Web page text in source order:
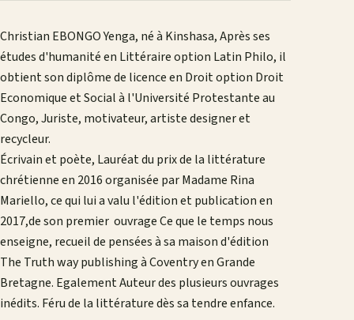
Christian EBONGO Yenga, né à Kinshasa, Après ses
études d'humanité en Littéraire option Latin Philo, il
obtient son diplôme de licence en Droit option Droit
Economique et Social à l'Université Protestante au
Congo, Juriste, motivateur, artiste designer et
recycleur.
Écrivain et poète, Lauréat du prix de la littérature
chrétienne en 2016 organisée par Madame Rina
Mariello, ce qui lui a valu l'édition et publication en
2017,de son premier ouvrage Ce que le temps nous
enseigne, recueil de pensées à sa maison d'édition
The Truth way publishing à Coventry en Grande
Bretagne. Egalement Auteur des plusieurs ouvrages
inédits. Féru de la littérature dès sa tendre enfance.